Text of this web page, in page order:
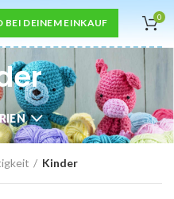
BEI DEINEM EINKAUF 0
Kinder